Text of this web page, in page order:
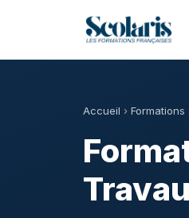
Accueil › Formations